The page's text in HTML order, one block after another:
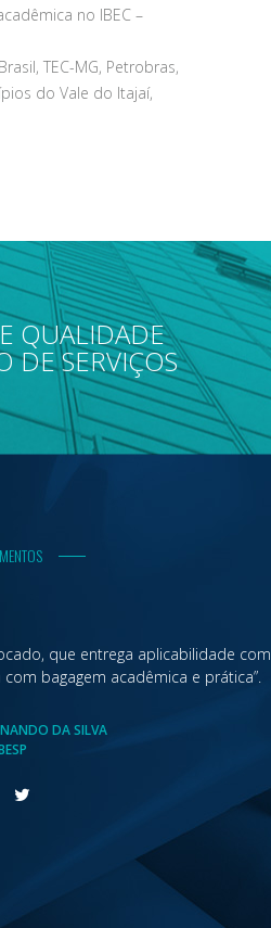
no IBEC –
TEC-MG, Petrobras,
do Vale do Itajaí,
QUALIDADE
DE SERVIÇOS
que entrega aplicabilidade com
bagagem acadêmica e prática”.
DA SILVA